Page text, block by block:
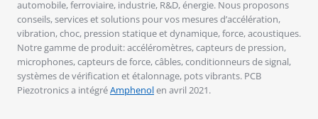
automobile, ferroviaire, industrie, R&D, énergie. Nous proposons
conseils, services et solutions pour vos mesures d’accélération,
vibration, choc, pression statique et dynamique, force, acoustiques.
Notre gamme de produit: accéléromètres, capteurs de pression,
microphones, capteurs de force, câbles, conditionneurs de signal,
systèmes de vérification et étalonnage, pots vibrants. PCB
Piezotronics a intégréAmphenolen avril 2021.